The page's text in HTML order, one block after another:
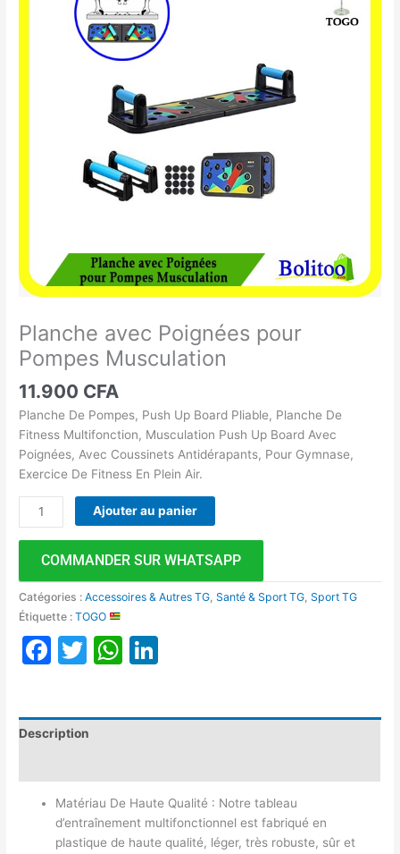
Planche avec Poignées pour
Pompes Musculation
11.900 CFA
Planche De Pompes, Push Up Board Pliable, Planche De
Fitness Multifonction, Musculation Push Up Board Avec
Poignées, Avec Coussinets Antidérapants, Pour Gymnase,
Exercice De Fitness En Plein Air.
Ajouter au panier
COMMANDER SUR WHATSAPP
Catégories :Accessoires & Autres TG ,Santé & Sport TG ,Sport TG
Étiquette :TOGO
Facebook
TwitterWhatsApp
Description
Matériau De Haute Qualité : Notre tableau
d’entraînement multifonctionnel est fabriqué en
plastique de haute qualité, léger, très robuste, sûr et